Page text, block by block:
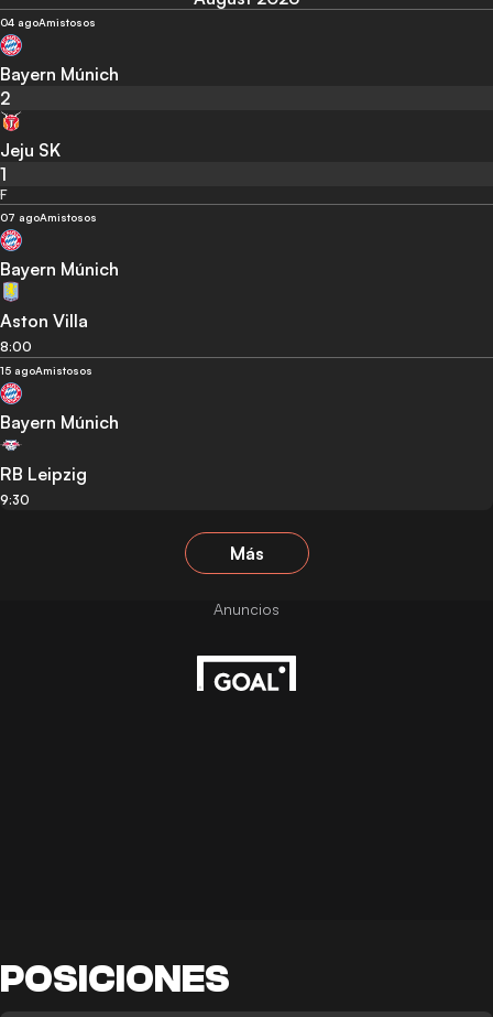
04 agoAmistosos
Bayern Múnich
2
Jeju SK
1
F
07 agoAmistosos
Bayern Múnich
Aston Villa
8:00
15 agoAmistosos
Bayern Múnich
RB Leipzig
9:30
Más
POSICIONES